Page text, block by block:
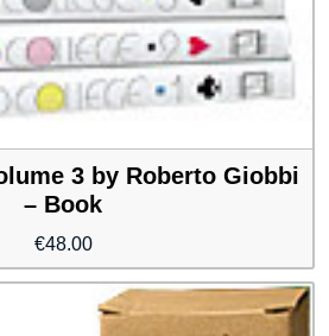
3 by Roberto Giobbi
– Book
€48.00